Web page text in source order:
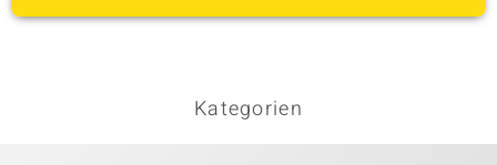
Kategorien